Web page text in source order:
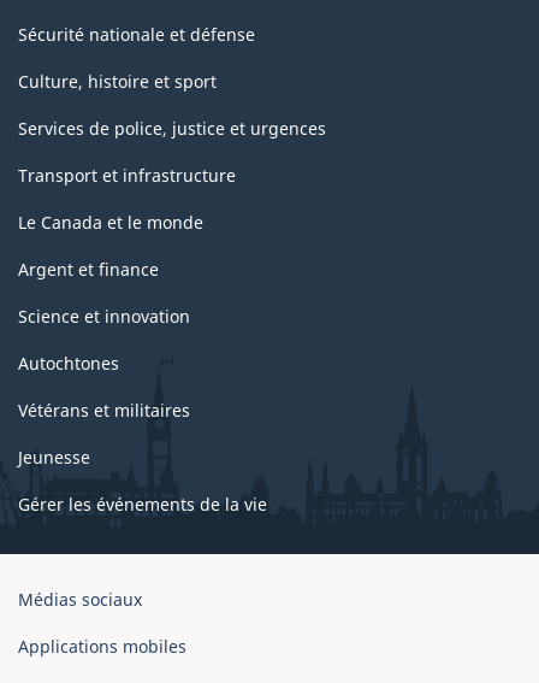
Sécurité nationale et défense
Culture, histoire et sport
Services de police, justice et urgences
Transport et infrastructure
Le Canada et le monde
Argent et finance
Science et innovation
Autochtones
Vétérans et militaires
Jeunesse
Gérer les événements de la vie
Organisation
gouvernement
Médias sociaux
Applications mobiles